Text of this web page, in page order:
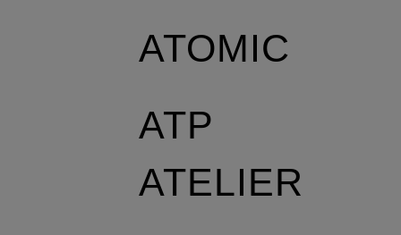
ATOMIC
ATP
ATELIER